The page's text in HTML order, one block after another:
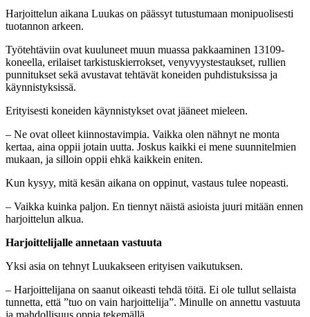
Harjoittelun aikana Luukas on päässyt tutustumaan monipuolisesti
tuotannon arkeen.
Työtehtäviin ovat kuuluneet muun muassa pakkaaminen 13109-
koneella, erilaiset tarkistuskierrokset, venyvyystestaukset, rullien
punnitukset sekä avustavat tehtävät koneiden puhdistuksissa ja
käynnistyksissä.
Erityisesti koneiden käynnistykset ovat jääneet mieleen.
– Ne ovat olleet kiinnostavimpia. Vaikka olen nähnyt ne monta
kertaa, aina oppii jotain uutta. Joskus kaikki ei mene suunnitelmien
mukaan, ja silloin oppii ehkä kaikkein eniten.
Kun kysyy, mitä kesän aikana on oppinut, vastaus tulee nopeasti.
– Vaikka kuinka paljon. En tiennyt näistä asioista juuri mitään ennen
harjoittelun alkua.
Harjoittelijalle annetaan vastuuta
Yksi asia on tehnyt Luukakseen erityisen vaikutuksen.
– Harjoittelijana on saanut oikeasti tehdä töitä. Ei ole tullut sellaista
tunnetta, että ”tuo on vain harjoittelija”. Minulle on annettu vastuuta